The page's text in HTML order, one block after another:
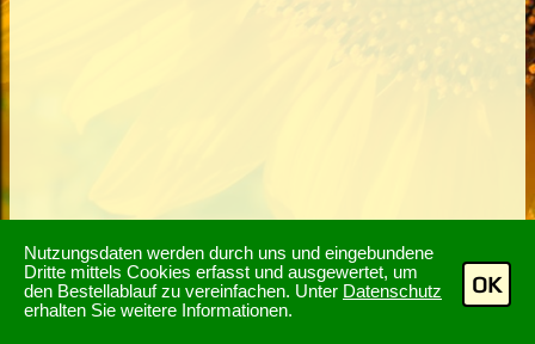
Nutzungsdaten werden durch uns und eingebundene
Dritte mittels Cookies erfasst und ausgewertet, um
den Bestellablauf zu vereinfachen. Unter Datenschutz
erhalten Sie weitere Informationen.
OK